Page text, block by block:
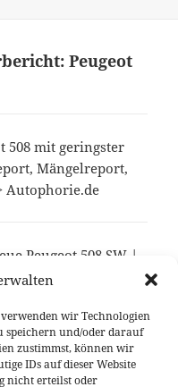
wir Technologien
speichern und/oder darauf
zustimmst, können wir
IDs auf dieser Website
nicht erteilst oder
Peugeot
508 mit geringster
Mängelreport,
Autophorie.de
Peugeot 508 SW |